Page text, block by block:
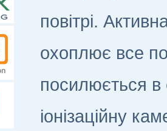
повітрі.
охоплює все
посилюється в
іонізаційну